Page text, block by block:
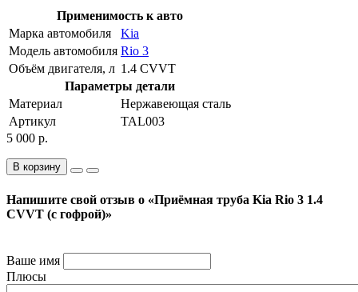
Применимость к авто
Марка автомобиля
Kia
Модель автомобиля Rio 3
Объём двигателя, л 1.4 CVVT
Параметры детали
Материал
Нержавеющая сталь
Артикул
TAL003
5 000 р.
В корзину
Напишите свой отзыв о «Приёмная труба Kia Rio 3 1.4
CVVT (с гофрой)»
Ваше имя
Плюсы